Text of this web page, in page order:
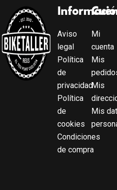
Aviso
legal
Política
de
privacidad
Política
de
cookies
Condiciones
de compra
Mi
cuenta
Mis
Mis
Mis